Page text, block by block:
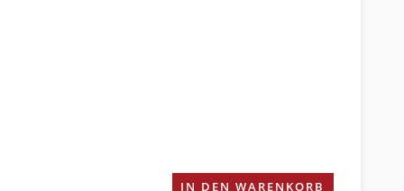
IN DEN WARENKORB